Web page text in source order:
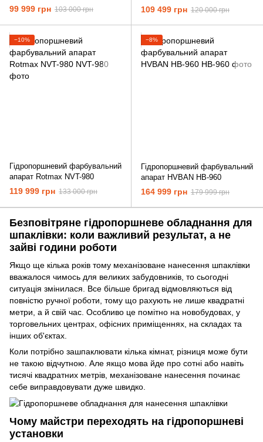
power DP-9800E
99 999 грн 103 000 грн 109 499 грн 120 000 грн
−10%
Гідропоршневий фарбувальний
апарат Rotmax NVT-980
119 999 грн 133 000 грн
−8%
Гідропоршневий фарбувальний
апарат HVBAN HB-960
164 999 грн 179 999 грн
Безповітряне гідропоршневе обладнання для
шпаклівки: коли важливий результат, а не
зайві години роботи
Якщо ще кілька років тому механізоване нанесення шпаклівки
вважалося чимось для великих забудовників, то сьогодні
ситуація змінилася. Все більше бригад відмовляються від
повністю ручної роботи, тому що рахують не лише квадратні
метри, а й свій час. Особливо це помітно на новобудовах, у
торговельних центрах, офісних приміщеннях, на складах та
інших об'єктах.
Коли потрібно зашпаклювати кілька кімнат, різниця може бути
не такою відчутною. Але якщо мова йде про сотні або навіть
тисячі квадратних метрів, механізоване нанесення починає
себе виправдовувати дуже швидко.
Чому майстри переходять на гідропоршневі
установки